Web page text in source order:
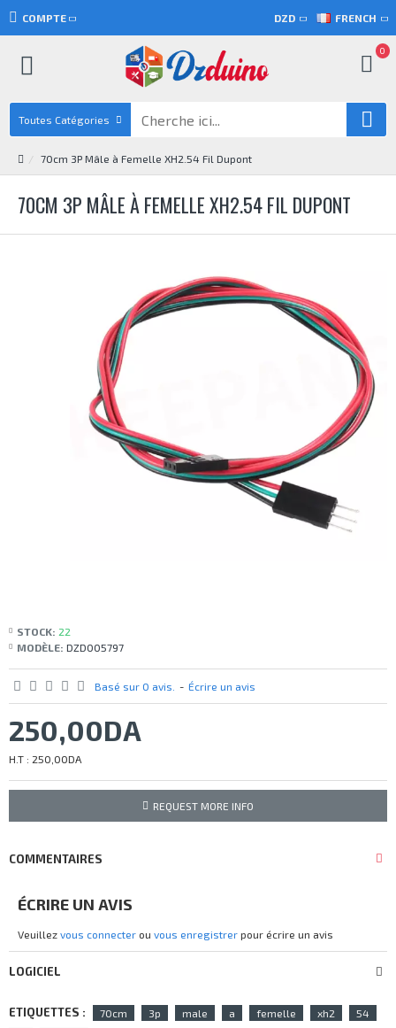
COMPTE DZD FRENCH
0
Toutes Catégories
70cm 3P Mâle à Femelle XH2.54 Fil Dupont
70CM 3P MÂLE À FEMELLE XH2.54 FIL DUPONT
STOCK: 22
MODÈLE: DZD005797
Basé sur 0 avis. - Écrire un avis
250,00DA
H.T : 250,00DA
REQUEST MORE INFO
COMMENTAIRES
ÉCRIRE UN AVIS
Veuillez vous connecter ou vous enregistrer pour écrire un avis
LOGICIEL
ETIQUETTES : 70cm 3p male a femelle xh2
54